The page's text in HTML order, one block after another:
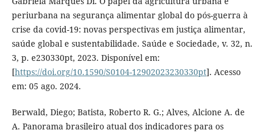
periurbana na segurança alimentar global do pós-guerra à
crise da covid-19: novas perspectivas em justiça alimentar,
saúde global e sustentabilidade. Saúde e Sociedade, v. 32, n.
3, p. e230330pt, 2023. Disponível em:
[https://doi.org/10.1590/S0104-12902023230330pt]. Acesso
em: 05 ago. 2024.
Berwald, Diego; Batista, Roberto R. G.; Alves, Alcione A. de
A. Panorama brasileiro atual dos indicadores para os